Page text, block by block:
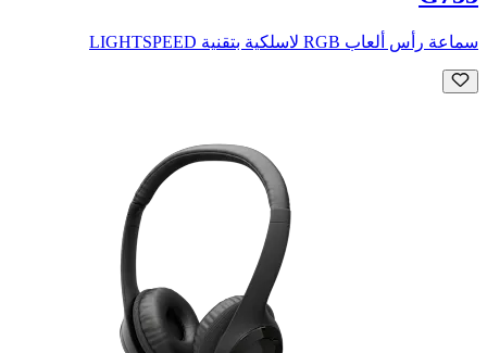
سماعة رأس ألعاب RGB لاسلكية بتقنية LIGHTSPEED